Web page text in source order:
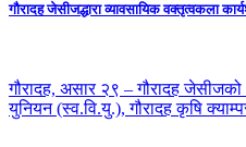
गौरादह जेसीजद्धारा व्यावसायिक वक्तृत्वकला
गौरादह, असार २९ – गौरादह जेसीजको
युनियन (स्व.वि.यु.), गौरादह कृषि